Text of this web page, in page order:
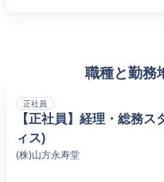
職種と勤務
正社員
【正社員】経理・総務
ィス)
(株)山方永寿堂